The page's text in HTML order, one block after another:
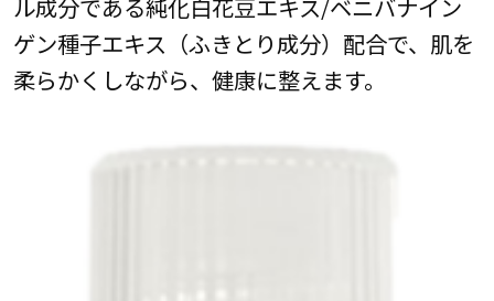
ル成分である純化白花豆エキス/ベニバナイン
ゲン種子エキス（ふきとり成分）配合で、肌を
柔らかくしながら、健康に整えます。